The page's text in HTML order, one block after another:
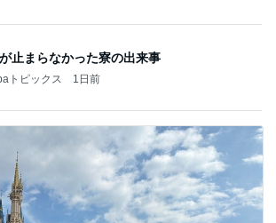
止まらなかった寮の出来事
トピックス 1日前